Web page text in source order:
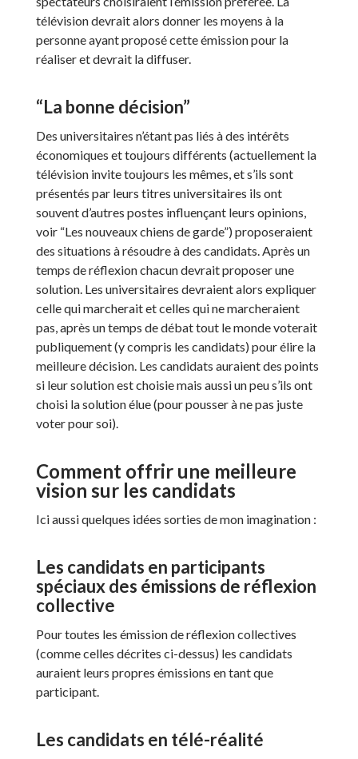
télévision devrait alors donner les moyens à la
personne ayant proposé cette émission pour la
réaliser et devrait la diffuser.
“La bonne décision”
Des universitaires n’étant pas liés à des intérêts
économiques et toujours différents (actuellement la
télévision invite toujours les mêmes, et s’ils sont
présentés par leurs titres universitaires ils ont
souvent d’autres postes influençant leurs opinions,
voir “Les nouveaux chiens de garde”) proposeraient
des situations à résoudre à des candidats. Après un
temps de réflexion chacun devrait proposer une
solution. Les universitaires devraient alors expliquer
celle qui marcherait et celles qui ne marcheraient
pas, après un temps de débat tout le monde voterait
publiquement (y compris les candidats) pour élire la
meilleure décision. Les candidats auraient des points
si leur solution est choisie mais aussi un peu s’ils ont
choisi la solution élue (pour pousser à ne pas juste
voter pour soi).
Comment offrir une meilleure
vision sur les candidats
Ici aussi quelques idées sorties de mon imagination :
Les candidats en participants
spéciaux des émissions de réflexion
collective
Pour toutes les émission de réflexion collectives
(comme celles décrites ci-dessus) les candidats
auraient leurs propres émissions en tant que
participant.
Les candidats en télé-réalité